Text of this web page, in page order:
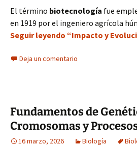
El término biotecnología fue
en 1919 por el ingeniero agrícola
Seguir leyendo “Impacto y
Deja un comentario
Fundamentos de
Cromosomas y
16 marzo, 2026 Biología